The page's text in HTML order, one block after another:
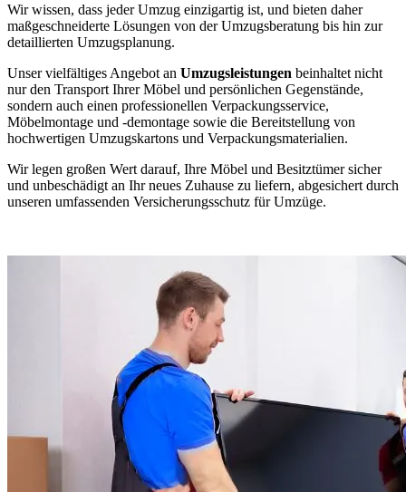
Wir wissen, dass jeder Umzug einzigartig ist, und bieten daher
maßgeschneiderte Lösungen von der Umzugsberatung bis hin zur
detaillierten Umzugsplanung.
Unser vielfältiges Angebot an Umzugsleistungen beinhaltet nicht
nur den Transport Ihrer Möbel und persönlichen Gegenstände,
sondern auch einen professionellen Verpackungsservice,
Möbelmontage und -demontage sowie die Bereitstellung von
hochwertigen Umzugskartons und Verpackungsmaterialien.
Wir legen großen Wert darauf, Ihre Möbel und Besitztümer sicher
und unbeschädigt an Ihr neues Zuhause zu liefern, abgesichert durch
unseren umfassenden Versicherungsschutz für Umzüge.